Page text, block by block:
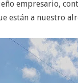
empresario,
están a nuestro